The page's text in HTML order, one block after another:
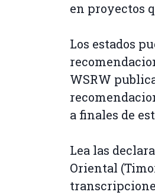
en proyectos
Los estados
WSRW
a finales de
Lea las
Oriental